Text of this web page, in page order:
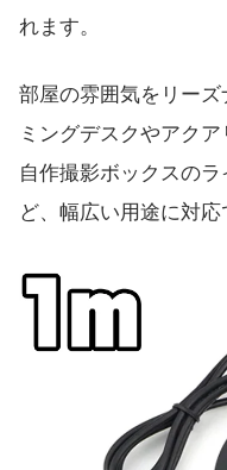
れます。
部屋の雰囲気をリー
ミングデスクやアク
自作撮影ボックスの
ど、幅広い用途に対応